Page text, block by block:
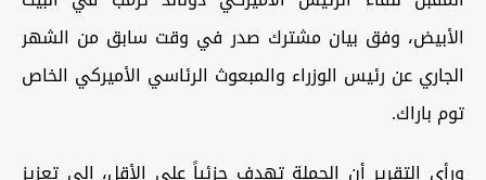
الأبيض، وفق بيان مشترك صدر في وقت سابق من الشهر
الجاري عن رئيس الوزراء والمبعوث الرئاسي الأميركي الخاص
توم باراك.
ورأى التقرير أن الحملة تهدف جزئياً على الأقل، إلى تعزيز